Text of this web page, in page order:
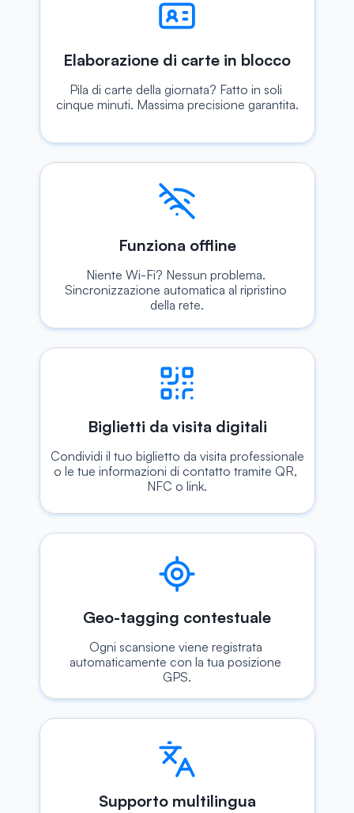
Elaborazione di carte in blocco
Pila di carte della giornata? Fatto in soli
cinque minuti. Massima precisione garantita.
Funziona offline
Niente Wi-Fi? Nessun problema.
Sincronizzazione automatica al ripristino
della rete.
Biglietti da visita digitali
Condividi il tuo biglietto da visita professionale
o le tue informazioni di contatto tramite QR,
NFC o link.
Geo-tagging contestuale
Ogni scansione viene registrata
automaticamente con la tua posizione
GPS.
Supporto multilingua